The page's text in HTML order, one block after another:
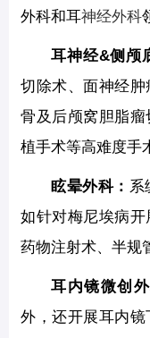
外科和耳神经外科
耳神经&侧颅
切除术、面神经
骨及后颅窝胆脂
植手术等高难度手
眩晕外科： 系
如针对梅尼埃病
药物注射术、半规
耳内镜微创外
外，还开展耳内